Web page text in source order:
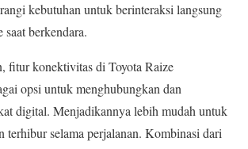
kebutuhan untuk berinteraksi langsung
saat berkendara.
fitur konektivitas di Toyota Raize
opsi untuk menghubungkan dan
digital. Menjadikannya lebih mudah untuk
terhibur selama perjalanan. Kombinasi dari